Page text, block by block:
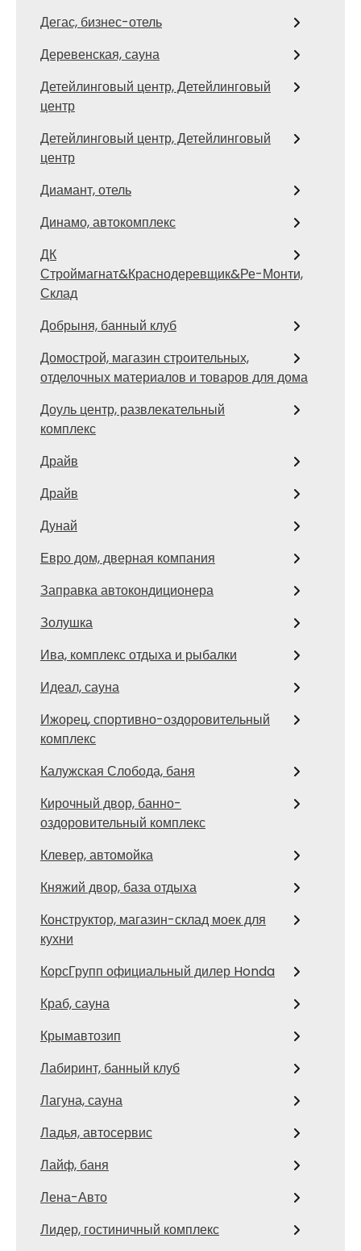
Дегас, бизнес-отель
Деревенская, сауна
Детейлинговый центр, Детейлинговый
центр
Детейлинговый центр, Детейлинговый
центр
Диамант, отель
Динамо, автокомплекс
ДК
Строймагнат&Краснодеревщик&Ре-Монти,
Склад
Добрыня, банный клуб
Домострой, магазин строительных,
отделочных материалов и товаров для дома
Доуль центр, развлекательный
комплекс
Драйв
Драйв
Дунай
Евро дом, дверная компания
Заправка автокондиционера
Золушка
Ива, комплекс отдыха и рыбалки
Идеал, сауна
Ижорец, спортивно-оздоровительный
комплекс
Калужская Слобода, баня
Кирочный двор, банно-
оздоровительный комплекс
Клевер, автомойка
Княжий двор, база отдыха
Конструктор, магазин-склад моек для
кухни
КорсГрупп официальный дилер Honda
Краб, сауна
Крымавтозип
Лабиринт, банный клуб
Лагуна, сауна
Ладья, автосервис
Лайф, баня
Лена-Авто
Лидер, гостиничный комплекс